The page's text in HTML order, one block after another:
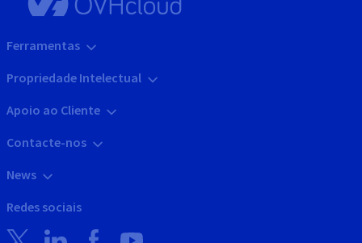
Ferramentas
Propriedade Intelectual
Apoio ao Cliente
Contacte-nos
News
Redes sociais